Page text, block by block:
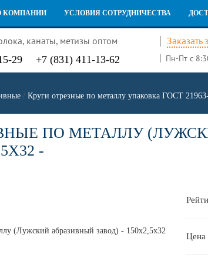
КОМПАНИИ УСЛОВИЯ СОТРУДНИЧЕСТВА
канаты, метизы оптом
Заказать
29
+7 (831) 411-13-62 Пн-Пт с
/ Круги отрезные по металлу упаковка ГОСТ
ПО МЕТАЛЛУ
-